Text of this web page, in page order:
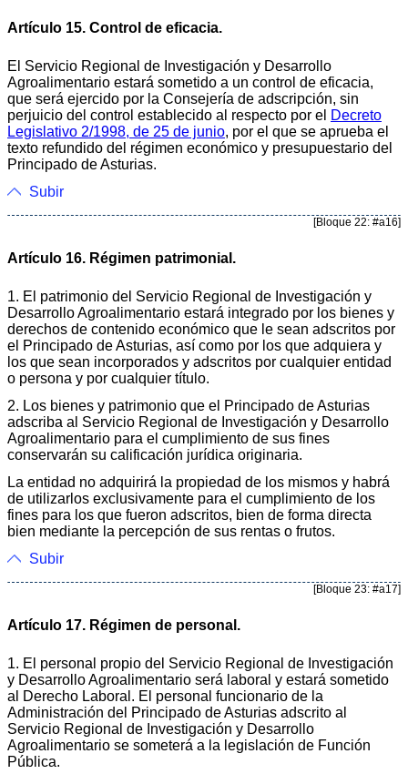
Artículo 15. Control de eficacia.
El Servicio Regional de Investigación y Desarrollo
Agroalimentario estará sometido a un control de eficacia,
que será ejercido por la Consejería de adscripción, sin
perjuicio del control establecido al respecto por el Decreto
Legislativo 2/1998, de 25 de junio, por el que se aprueba el
texto refundido del régimen económico y presupuestario del
Principado de Asturias.
Subir
[Bloque 22: #a16]
Artículo 16. Régimen patrimonial.
1. El patrimonio del Servicio Regional de Investigación y
Desarrollo Agroalimentario estará integrado por los bienes y
derechos de contenido económico que le sean adscritos por
el Principado de Asturias, así como por los que adquiera y
los que sean incorporados y adscritos por cualquier entidad
o persona y por cualquier título.
2. Los bienes y patrimonio que el Principado de Asturias
adscriba al Servicio Regional de Investigación y Desarrollo
Agroalimentario para el cumplimiento de sus fines
conservarán su calificación jurídica originaria.
La entidad no adquirirá la propiedad de los mismos y habrá
de utilizarlos exclusivamente para el cumplimiento de los
fines para los que fueron adscritos, bien de forma directa
bien mediante la percepción de sus rentas o frutos.
Subir
[Bloque 23: #a17]
Artículo 17. Régimen de personal.
1. El personal propio del Servicio Regional de Investigación
y Desarrollo Agroalimentario será laboral y estará sometido
al Derecho Laboral. El personal funcionario de la
Administración del Principado de Asturias adscrito al
Servicio Regional de Investigación y Desarrollo
Agroalimentario se someterá a la legislación de Función
Pública.